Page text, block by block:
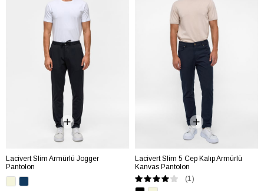
Lacivert Slim Armürlü Jogger
Pantolon
Lacivert Slim 5 Cep Kalıp Armürlü
Kanvas Pantolon
(1)